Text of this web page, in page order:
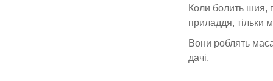
Коли болить шия,
приладдя, тільки
Вони роблять
дачі.